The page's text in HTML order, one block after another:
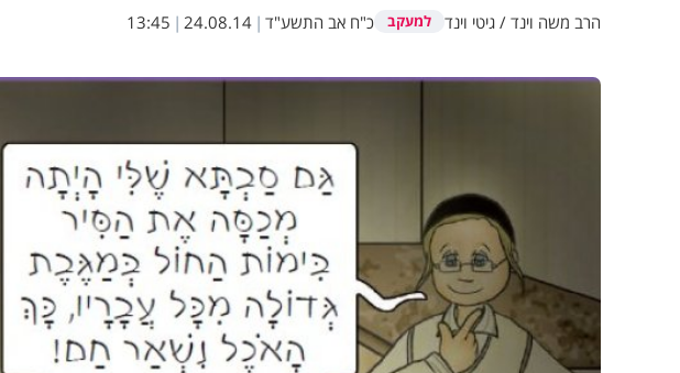
הרב משה וינד / גיטי וינד למעקב כ"ח אב התשע"ד |
24.08.14
|
13:45